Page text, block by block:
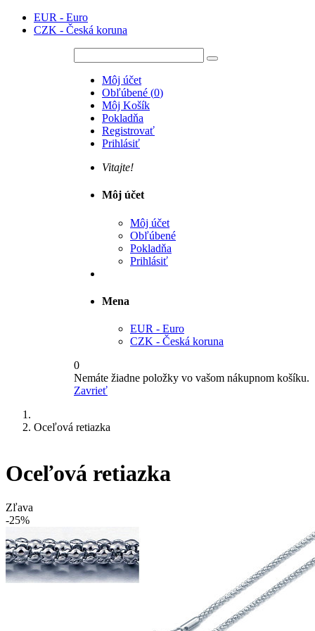
EUR - Euro
CZK - Česká koruna
Môj účet
Obľúbené (0)
Môj Košík
Pokladňa
Registrovať
Prihlásiť
Vitajte!
Môj účet
Môj účet
Obľúbené
Pokladňa
Prihlásiť
Mena
EUR - Euro
CZK - Česká koruna
0
Nemáte žiadne položky vo vašom nákupnom košíku.
Zavrieť
Oceľová retiazka
Oceľová retiazka
Zľava
-25%